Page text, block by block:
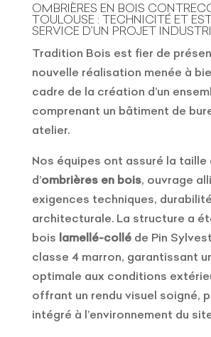
OMBRIÈRES EN BOIS
TOULOUSE : TECHNICITÉ ET
SERVICE D’UN PROJET
Tradition Bois est fier de
nouvelle réalisation menée à
cadre de la création d’un
comprenant un bâtiment de
atelier.
Nos équipes ont assuré la taille
d’ombrières en bois, ouvrage
exigences techniques,
architecturale. La structure a
bois lamellé-colléde Pin
classe 4 marron, garantissant
optimale aux conditions
offrant un rendu visuel soigné,
intégré à l’environnement du